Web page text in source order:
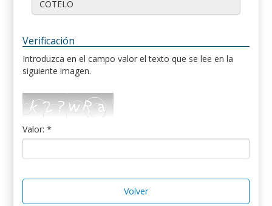
Verificación
Introduzca en el campo valor el texto que se lee en la
siguiente imagen.
Valor: *
Volver